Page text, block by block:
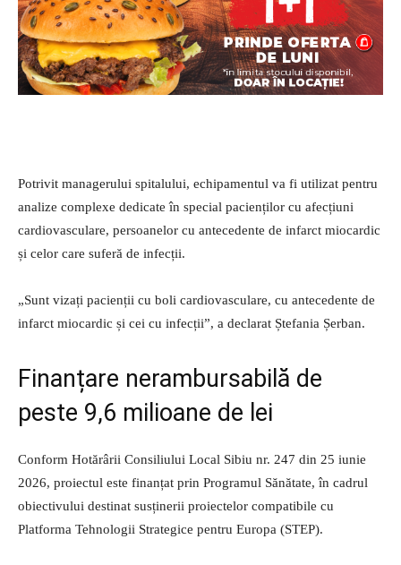
Potrivit managerului spitalului, echipamentul va fi utilizat pentru
analize complexe dedicate în special pacienților cu afecțiuni
cardiovasculare, persoanelor cu antecedente de infarct miocardic
și celor care suferă de infecții.
„Sunt vizați pacienții cu boli cardiovasculare, cu antecedente de
infarct miocardic și cei cu infecții”, a declarat Ștefania Șerban.
Finanțare nerambursabilă de
peste 9,6 milioane de lei
Conform Hotărârii Consiliului Local Sibiu nr. 247 din 25 iunie
2026, proiectul este finanțat prin Programul Sănătate, în cadrul
obiectivului destinat susținerii proiectelor compatibile cu
Platforma Tehnologii Strategice pentru Europa (STEP).